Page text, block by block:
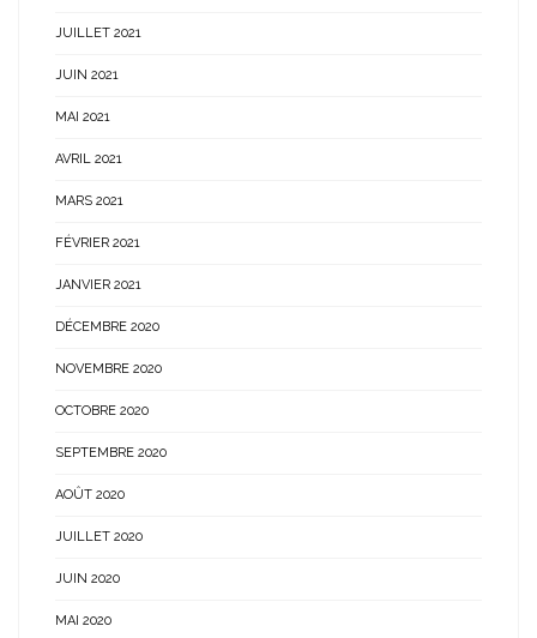
JUILLET 2021
JUIN 2021
MAI 2021
AVRIL 2021
MARS 2021
FÉVRIER 2021
JANVIER 2021
DÉCEMBRE 2020
NOVEMBRE 2020
OCTOBRE 2020
SEPTEMBRE 2020
AOÛT 2020
JUILLET 2020
JUIN 2020
MAI 2020